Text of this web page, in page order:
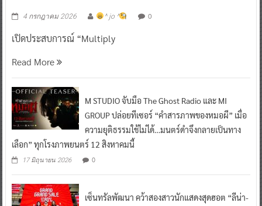
4 กรกฎาคม 2026 ^ jo ^ 0
เปิดประสบการณ์ “Multiply
Read More
M STUDIO จับมือ The Ghost Radio และ MI
GROUP ปล่อยทีเซอร์ “คำสารภาพของหมอผี” เมื่อ
ความยุติธรรมใช้ไม่ได้…มนตร์ดำจึงกลายเป็นทาง
เลือก” ทุกโรงภาพยนตร์ 12 สิงหาคมนี้
17 มิถุนายน 2026 0
เซ็นทรัลพัฒนา คว้าสองสาวนักแสดงสุดฮอต “ลีน่า-